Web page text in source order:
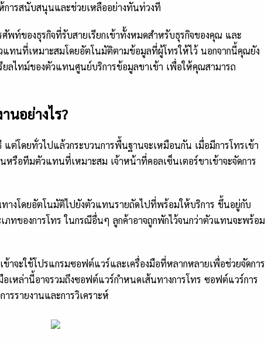
การสนับสนุนและช่วยเหลืออย่างทันท่วงที
พท์ของธุรกิจที่รับสายเรียกเข้าทั้งหมดสำหรับธุรกิจของคุณ และ
แทนที่เหมาะสมโดยอัตโนมัติตามข้อมูลที่ผู้โทรให้ไว้ นอกจากนี้คุณยัง
ลไทม์ของตัวแทนศูนย์บริการข้อมูลขาเข้า เพื่อให้คุณสามารถ
นอย่างไร?
ต่โดยทั่วไปแล้วกระบวนการพื้นฐานจะเหมือนกัน เมื่อมีการโทรเข้า
หรือทีมตัวแทนที่เหมาะสม เจ้าหน้าที่คอลเซ็นเตอร์ขาเข้าจะจัดการ
ทางโดยอัตโนมัติไปยังตัวแทนรายถัดไปที่พร้อมให้บริการ ขึ้นอยู่กับ
ภทของการโทร ในกรณีอื่นๆ ลูกค้าอาจถูกพักไว้จนกว่าตัวแทนจะพร้อม
าจะใช้โปรแกรมซอฟต์แวร์และเครื่องมือที่หลากหลายเพื่อช่วยจัดการ
เหล่านี้อาจรวมถึงซอฟต์แวร์กำหนดเส้นทางการโทร ซอฟต์แวร์การ
รรายงานและการวิเคราะห์